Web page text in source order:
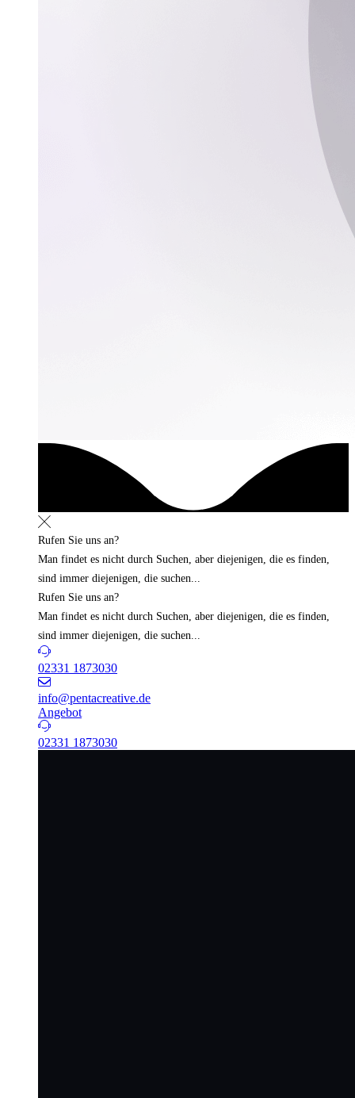
Rufen Sie uns an?
Man findet es nicht durch Suchen, aber diejenigen, die es finden,
sind immer diejenigen, die suchen...
Rufen Sie uns an?
Man findet es nicht durch Suchen, aber diejenigen, die es finden,
sind immer diejenigen, die suchen...
02331 1873030
info@pentacreative.de
Angebot
02331 1873030